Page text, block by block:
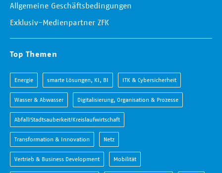
Allgemeine Geschäftsbedingungen
Exklusiv-Medienpartner ZFK
Top Themen
Energie smarte Lösungen, KI, BI ITK & Cybersicherheit
Wasser & Abwasser Digitalisierung, Organisation & Prozesse
Abfall/Stadtsauberkeit/Kreislaufwirtschaft
Transformation & Innovation Netz
Vertrieb & Business Development Mobilität